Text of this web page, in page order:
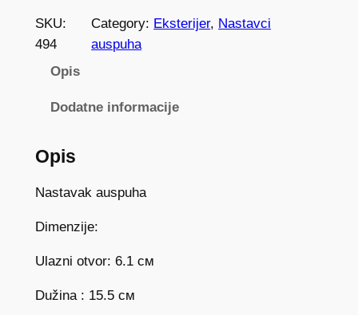
SKU:
494
Category: Eksterijer, Nastavci
auspuha
Opis
Dodatne informacije
Opis
Nastavak auspuha
Dimenzije:
Ulazni otvor: 6.1 см
Dužina : 15.5 см